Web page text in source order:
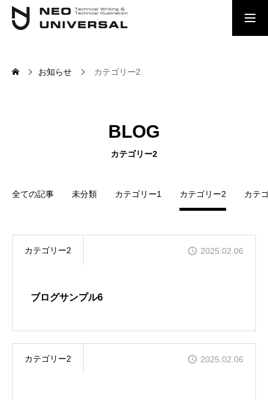
採用情報
外注登録システム
お知らせ カテゴリー2
BLOG
カテゴリー2
全ての記事 未分類 カテゴリー1 カテゴリー2 カテ
カテゴリー2 2025.02.06
ブログサンプル6
カテゴリー2 2025.02.06